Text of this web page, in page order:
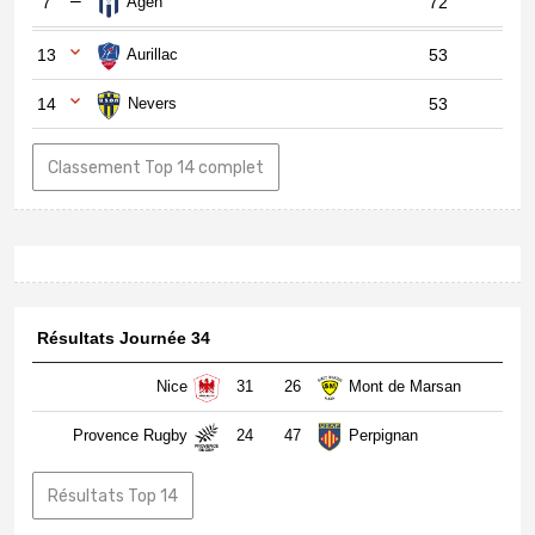
13 Aurillac 53
14 Nevers 53
Classement Top 14 complet
Résultats Journée 34
Nice 31 26 Mont de Marsan
Provence Rugby 24 47 Perpignan
Résultats Top 14